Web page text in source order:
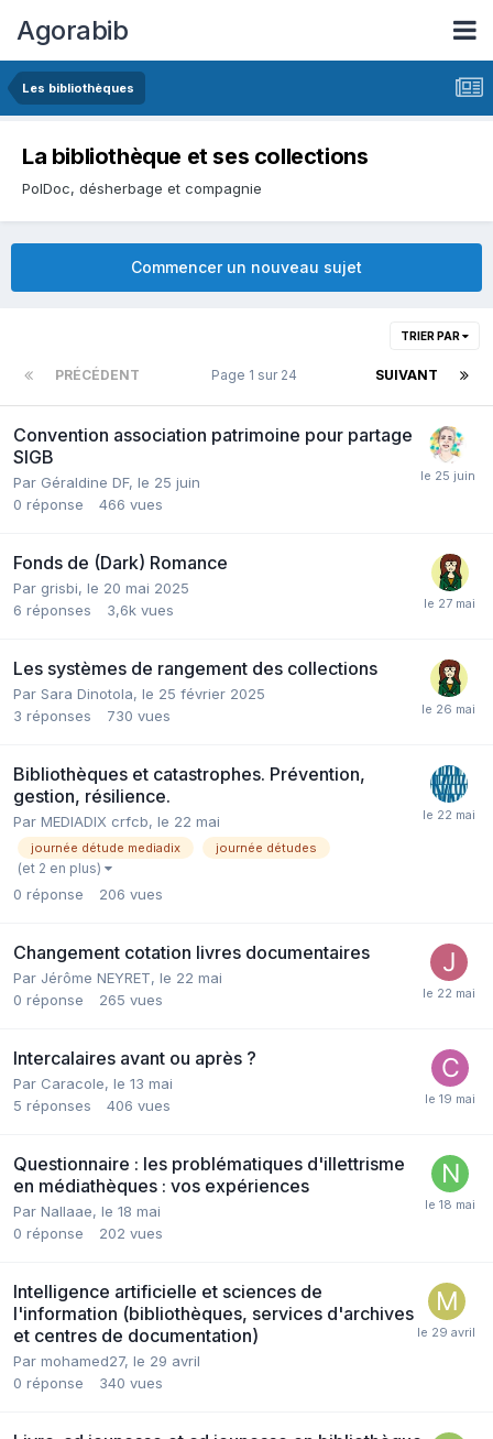
Agorabib
Les bibliothèques
La bibliothèque et ses collections
PolDoc, désherbage et compagnie
Commencer un nouveau sujet
TRIER PAR
PRÉCÉDENT SUIVANT
Page 1 sur 24
Convention association patrimoine pour partage
SIGB
Par Géraldine DF, le 25 juin
0 réponse 466 vues
Fonds de (Dark) Romance
Par grisbi, le 20 mai 2025
6 réponses 3,6k vues
Les systèmes de rangement des collections
Par Sara Dinotola, le 25 février 2025
3 réponses 730 vues
Bibliothèques et catastrophes. Prévention,
gestion, résilience.
Par MEDIADIX crfcb, le 22 mai
journée détude mediadix journée détudes
(et 2 en plus)
0 réponse 206 vues
Changement cotation livres documentaires
Par Jérôme NEYRET, le 22 mai
0 réponse 265 vues
Intercalaires avant ou après ?
Par Caracole, le 13 mai
5 réponses 406 vues
Questionnaire : les problématiques d'illettrisme
en médiathèques : vos expériences
Par Nallaae, le 18 mai
0 réponse 202 vues
Intelligence artificielle et sciences de
l'information (bibliothèques, services d'archives
et centres de documentation)
Par mohamed27, le 29 avril
0 réponse 340 vues